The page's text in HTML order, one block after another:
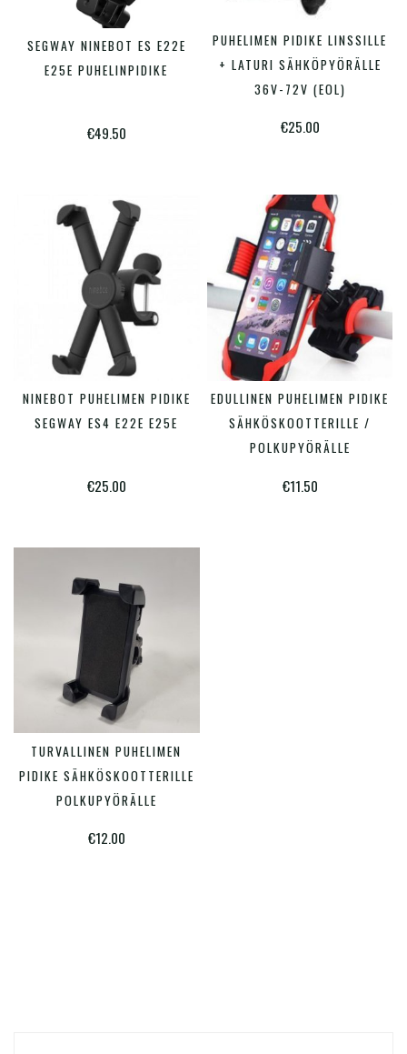
LUE LISÄÄ
SEGWAY NINEBOT ES E22E
E25E PUHELINPIDIKE
€49.50
LUE LISÄÄ
PUHELIMEN PIDIKE LINSSILLE
+ LATURI SÄHKÖPYÖRÄLLE
36V-72V (EOL)
€25.00
LISÄÄ OSTOSKORIIN
NINEBOT PUHELIMEN PIDIKE
SEGWAY ES4 E22E E25E
€25.00
VALITSE VAIHTOEHDOISTA Tällä
EDULLINEN PUHELIMEN PIDIKE
SÄHKÖSKOOTTERILLE /
POLKUPYÖRÄLLE
€11.50
LISÄÄ OSTOSKORIIN
TURVALLINEN PUHELIMEN
PIDIKE SÄHKÖSKOOTTERILLE
POLKUPYÖRÄLLE
€12.00